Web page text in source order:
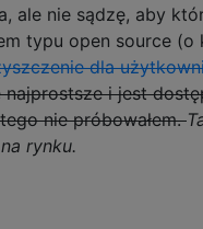
ale nie sądzę, aby
typu open source (o
dla
i jest
nie próbowałem.
rynku.